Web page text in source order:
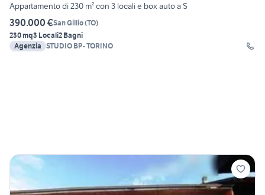
Appartamento di 230 m² con 3 locali e box auto a S
390.000 €San Gillio(TO)
230 mq3 Locali2 Bagni
Agenzia STUDIO BP- TORINO